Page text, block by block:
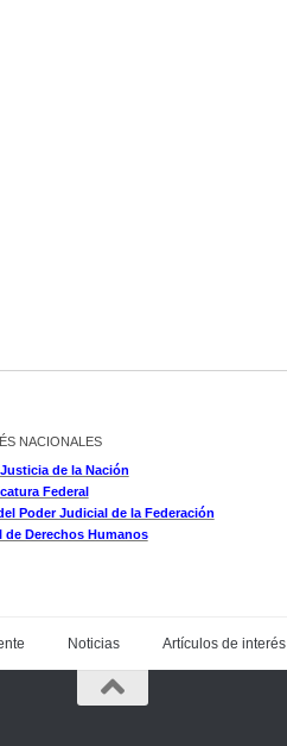
NACIONALES
de la Nación
Federal
Poder Judicial de la Federación
Derechos Humanos
Noticias Artículos de interés